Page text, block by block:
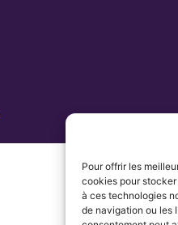
Pour offrir les
cookies pour
à ces technologies
de navigation ou les